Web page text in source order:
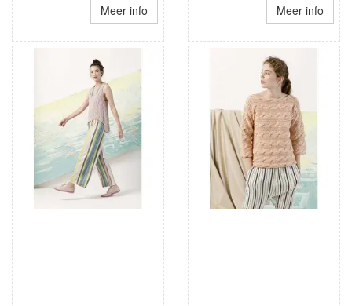
Meer info Meer info